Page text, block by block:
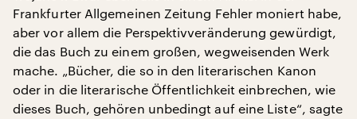
Frankfurter Allgemeinen Zeitung Fehler moniert habe,
aber vor allem die Perspektivveränderung gewürdigt,
die das Buch zu einem großen, wegweisenden Werk
mache. „Bücher, die so in den literarischen Kanon
oder in die literarische Öffentlichkeit einbrechen, wie
dieses Buch, gehören unbedingt auf eine Liste“, sagte